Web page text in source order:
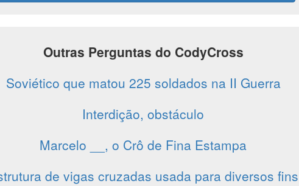
Outras Perguntas do CodyCross
Soviético que matou 225 soldados na II Guerra
Interdição, obstáculo
Marcelo __, o Crô de Fina Estampa
de vigas cruzadas usada para diversos fins